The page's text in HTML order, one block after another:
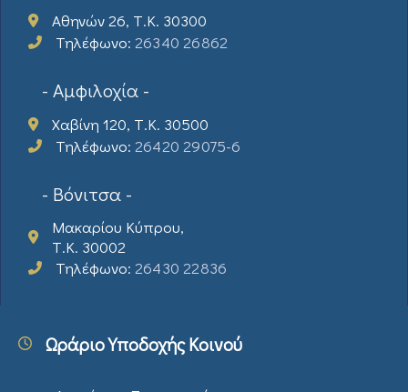
Αθηνών 26, Τ.Κ. 30300
Τηλέφωνο: 26340 26862
- Αμφιλοχία -
Χαβίνη 120, Τ.Κ. 30500
Τηλέφωνο: 26420 29075-6
- Βόνιτσα -
Μακαρίου Κύπρου,
Τ.Κ. 30002
Τηλέφωνο: 26430 22836
Ωράριο Υποδοχής Κοινού